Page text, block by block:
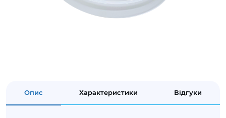
Опис Характеристики Відгуки